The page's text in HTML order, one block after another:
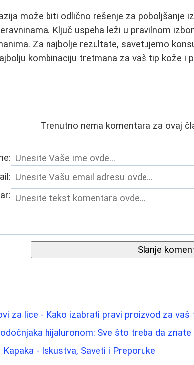
može biti odlično rešenje za poboljšanje
Ključ uspeha leži u pravilnom
Za najbolje rezultate, savetujemo
kombinaciju tretmana za vaš tip kože i
Trenutno nema komentara za ovaj
Slanje
za lice - Kako izabrati pravi proizvod za vaš
hijaluronom: Sve što treba da znate
- Iskustva, Saveti i Preporuke